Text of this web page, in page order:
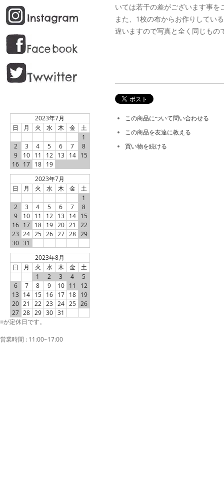
いては若干の差がございます事を
また、1枚の布からお作りしてい
違いますので写真と全く同じもの
この商品について問い合わせる
この商品を友達に教える
買い物を続ける
2023年7月
日
月 火 水 木 金
土
1
2
3 4 5 6 7
8
9
10 11 12 13 14 15
16 17 18 19
2023年7月
日
月 火 水 木 金
土
1
2
3 4 5 6 7
8
9
10 11 12 13 14 15
16 17 18 19 20 21
22
23 24 25 26 27 28 29
30 31
2023年8月
日
月 火 水 木 金
土
1
2 3 4
5
6
7 8 9 10 11
12
13 14 15 16 17 18 19
20 21 22 23 24 25 26
27 28 29 30 31
■が定休日です。
営業時間 : 11:00~17:00